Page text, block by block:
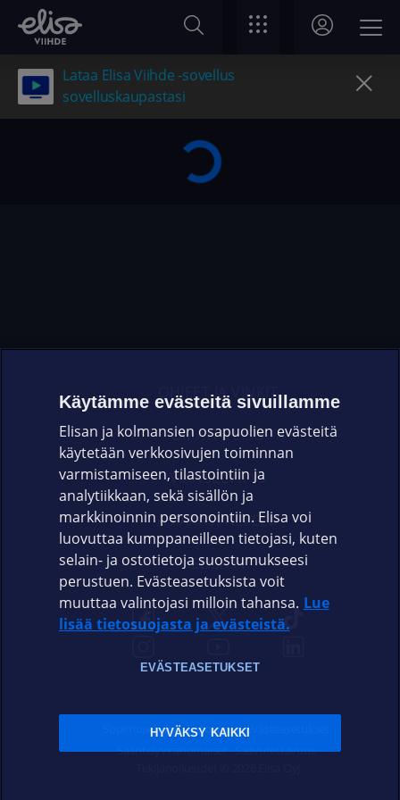
Lataa Elisa Viihde -sovellus
sovelluskaupastasi
OHJEET JA VINKIT
OMAYHTEISÖ
VIANSELVITYS
ASIAKASPALVELU
ELISA.FI
Sopimusehdot Tietosuoja Evästeasetukset
Sääntelyviranomaiset Saavutettavuus
Käytämme evästeitä sivuillamme
Elisan ja kolmansien osapuolien evästeitä
käytetään verkkosivujen toiminnan
varmistamiseen, tilastointiin ja
analytiikkaan, sekä sisällön ja
markkinoinnin personointiin. Elisa voi
luovuttaa kumppaneilleen tietojasi, kuten
selain- ja ostotietoja suostumukseesi
perustuen. Evästeasetuksista voit
muuttaa valintojasi milloin tahansa. Lue
lisää tietosuojasta ja evästeistä.
EVÄSTEASETUKSET
HYVÄKSY KAIKKI